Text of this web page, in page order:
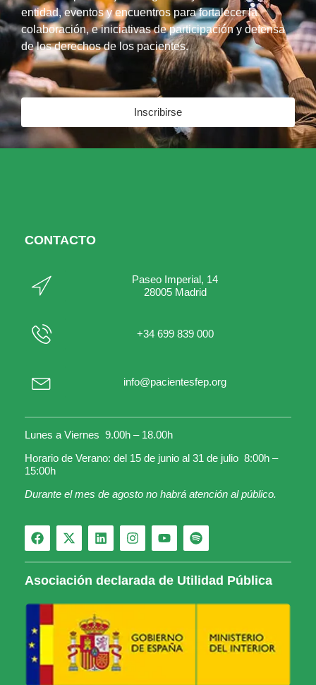
entidad, eventos y encuentros para fortalecer la
colaboración, e iniciativas de participación y defensa
de los derechos de los pacientes.
Inscribirse
CONTACTO
Paseo Imperial, 14
28005 Madrid
+34 699 839 000
info@pacientesfep.org
Lunes a Viernes 9.00h – 18.00h
Horario de Verano: del 15 de junio al 31 de julio 8:00h –
15:00h
Durante el mes de agosto no habrá atención al público.
Asociación declarada de Utilidad Pública